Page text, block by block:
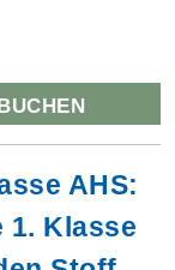
AHS:
1. Klasse